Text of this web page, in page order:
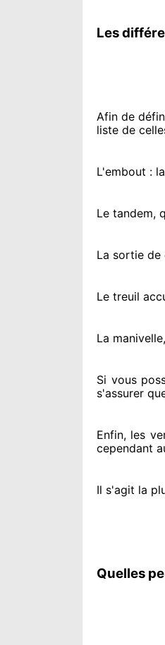
Les
Afin de
liste de
L'embout :
Le tandem,
La sortie de
Le treuil
La
Si vous
s'assurer
Enfin, les
cependant
Il s'agit la
Quelles